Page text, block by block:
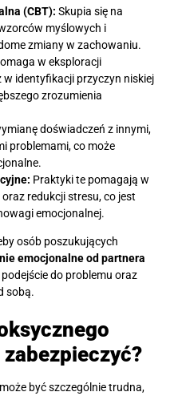
(CBT): Skupia się na
myślowych i
zmiany w zachowaniu.
w eksploracji
identyfikacji przyczyn niskiej
zrozumienia
doświadczeń z innymi,
problemami, co może
Praktyki te pomagają w
redukcji stresu, co jest
emocjonalnej.
osób poszukujących
emocjonalne od partnera
do problemu oraz
sobą.
być szczególnie trudna,